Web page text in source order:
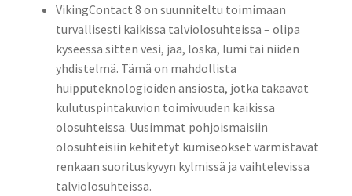
VikingContact 8 on suunniteltu toimimaan
turvallisesti kaikissa talviolosuhteissa – olipa
kyseessä sitten vesi, jää, loska, lumi tai niiden
yhdistelmä. Tämä on mahdollista
huipputeknologioiden ansiosta, jotka takaavat
kulutuspintakuvion toimivuuden kaikissa
olosuhteissa. Uusimmat pohjoismaisiin
olosuhteisiin kehitetyt kumiseokset varmistavat
renkaan suorituskyvyn kylmissä ja vaihtelevissa
talviolosuhteissa.